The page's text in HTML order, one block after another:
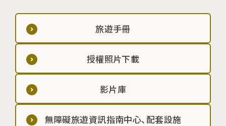
旅遊手冊
授權照片下載
影片庫
無障礙旅遊資訊指南中心、配套設施